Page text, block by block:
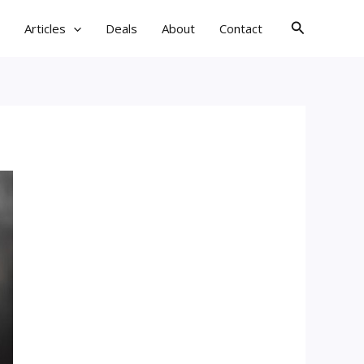
Articles Deals About Contact
검